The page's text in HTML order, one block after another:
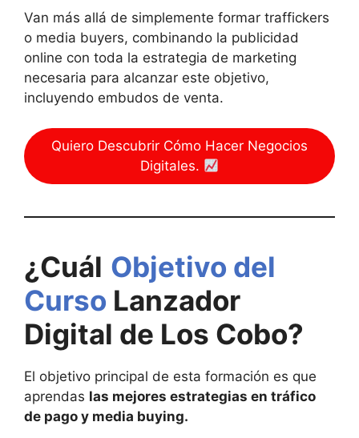
Van más allá de simplemente formar traffickers
o media buyers, combinando la publicidad
online con toda la estrategia de marketing
necesaria para alcanzar este objetivo,
incluyendo embudos de venta.
Quiero Descubrir Cómo Hacer Negocios
Digitales.
¿Cuál Objetivo del
Curso Lanzador
Digital de Los Cobo?
El objetivo principal de esta formación es que
aprendas las mejores estrategias en tráfico
de pago y media buying.